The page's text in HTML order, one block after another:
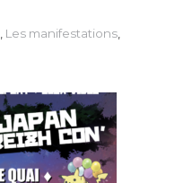
Les manifestations